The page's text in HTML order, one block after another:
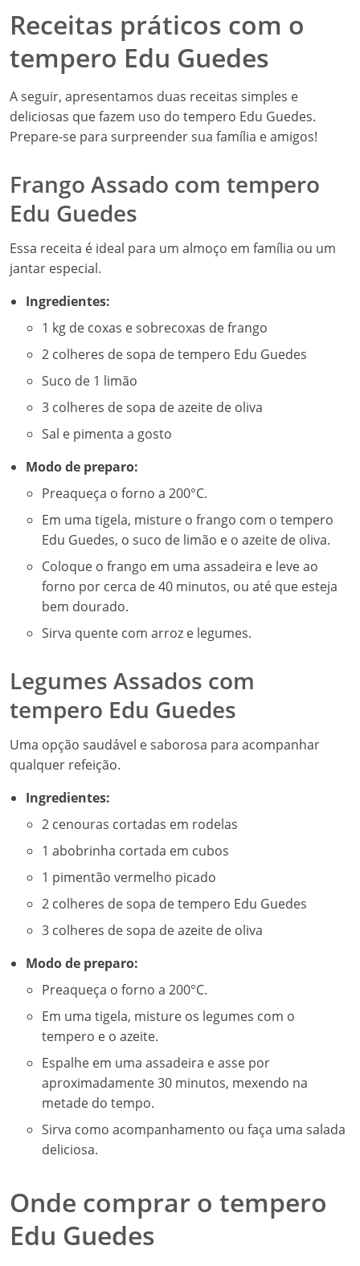
Receitas práticos com o
tempero Edu Guedes
A seguir, apresentamos duas receitas simples e
deliciosas que fazem uso do tempero Edu Guedes.
Prepare-se para surpreender sua família e amigos!
Frango Assado com tempero
Edu Guedes
Essa receita é ideal para um almoço em família ou um
jantar especial.
Ingredientes:
1 kg de coxas e sobrecoxas de frango
2 colheres de sopa de tempero Edu Guedes
Suco de 1 limão
3 colheres de sopa de azeite de oliva
Sal e pimenta a gosto
Modo de preparo:
Preaqueça o forno a 200°C.
Em uma tigela, misture o frango com o tempero
Edu Guedes, o suco de limão e o azeite de oliva.
Coloque o frango em uma assadeira e leve ao
forno por cerca de 40 minutos, ou até que esteja
bem dourado.
Sirva quente com arroz e legumes.
Legumes Assados com
tempero Edu Guedes
Uma opção saudável e saborosa para acompanhar
qualquer refeição.
Ingredientes:
2 cenouras cortadas em rodelas
1 abobrinha cortada em cubos
1 pimentão vermelho picado
2 colheres de sopa de tempero Edu Guedes
3 colheres de sopa de azeite de oliva
Modo de preparo:
Preaqueça o forno a 200°C.
Em uma tigela, misture os legumes com o
tempero e o azeite.
Espalhe em uma assadeira e asse por
aproximadamente 30 minutos, mexendo na
metade do tempo.
Sirva como acompanhamento ou faça uma salada
deliciosa.
Onde comprar o tempero
Edu Guedes